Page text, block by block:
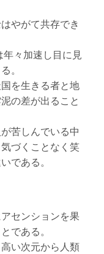
やがて共存でき
年々加速し目に見
。
を生きる者と地
の差が出ること
苦しんでいる中
づくことなく笑
である。
センションを果
である。
い次元から人類